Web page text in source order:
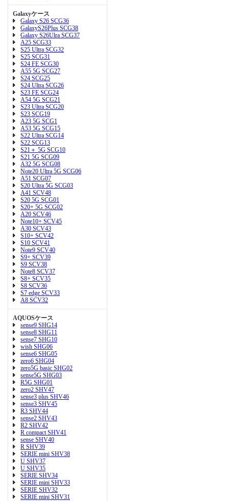
Galaxyケース
Galaxy S26 SCG36
GalaxyS26Plus SCG38
Galaxy S26Ulra SCG37
A25 SCG33
S25 Ultra SCG32
S25 SCG31
S24 FE SCG30
A55 5G SCG27
S24 SCG25
S24 Ultra SCG26
S23 FE SCG24
A54 5G SCG21
S23 Ultra SCG20
S23 SCG19
A23 5G SCG1
A53 5G SCG15
S22 Ultra SCG14
S22 SCG13
S21＋ 5G SCG10
S21 5G SCG09
A32 5G SCG08
Note20 Ultra 5G SCG06
A51 SCG07
S20 Ultra 5G SCG03
A41 SCV48
S20 5G SCG01
S20+ 5G SCG02
A20 SCV46
Note10+ SCV45
A30 SCV43
S10+ SCV42
S10 SCV41
Note9 SCV40
S9+ SCV39
S9 SCV38
Note8 SCV37
S8+ SCV35
S8 SCV36
S7 edge SCV33
A8 SCV32
AQUOSケース
sense9 SHG14
sense8 SHG11
sense7 SHG10
wish SHG06
sense6 SHG05
zero6 SHG04
zero5G basic SHG02
sense5G SHG03
R5G SHG01
zero2 SHV47
sense3 plus SHV46
sense3 SHV45
R3 SHV44
sense2 SHV43
R2 SHV42
R compact SHV41
sense SHV40
R SHV39
SERIE mini SHV38
U SHV37
U SHV35
SERIE SHV34
SERIE mini SHV33
SERIE SHV32
SERIE mini SHV31